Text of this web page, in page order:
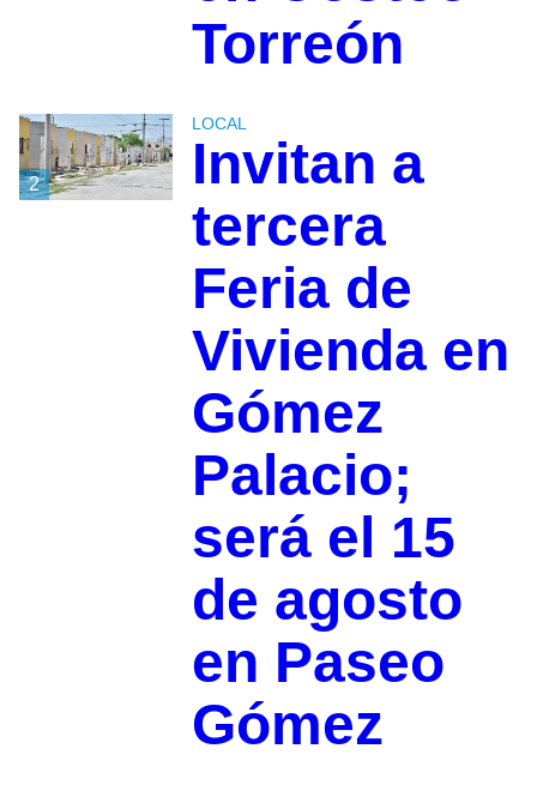
Torreón
2
LOCAL
Invitan a
tercera
Feria de
Vivienda en
Gómez
Palacio;
será el 15
de agosto
en Paseo
Gómez